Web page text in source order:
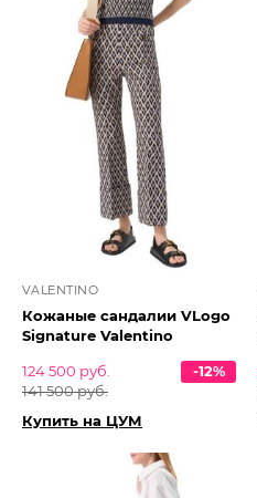
VALENTINO
Кожаные сандалии VLogo
Signature Valentino
124 500 руб.
141 500 руб.
-12%
Купить на ЦУМ